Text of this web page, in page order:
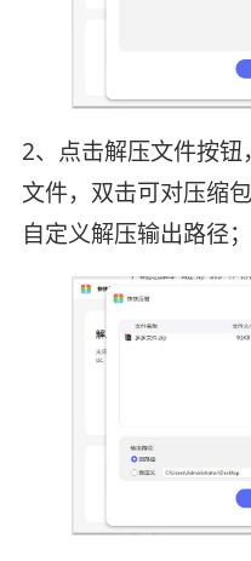
2、点击解压文件按
文件，双击可对压缩
自定义解压输出路径；